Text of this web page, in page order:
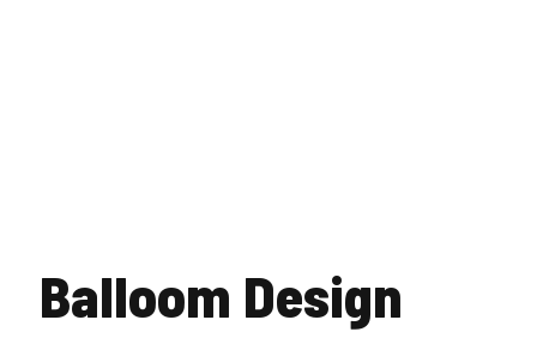
Balloom Design